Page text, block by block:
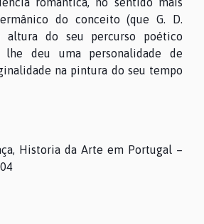
do conceito (que G. D.
altura do seu percurso poético
lhe deu uma personalidade de
na pintura do seu tempo
Historia da Arte em Portugal –